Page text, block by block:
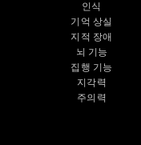
인식
기억 상실
지적 장애
뇌 기능
집행 기능
지각력
주의력